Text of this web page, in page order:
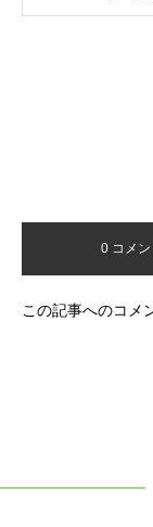
0 コメン
この記事へのコメ